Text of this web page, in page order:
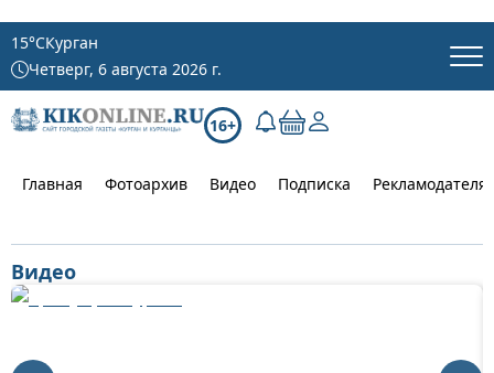
15°CКурган
Четверг, 6 августа 2026 г.
16+
Главная Фотоархив Видео Подписка
Видео